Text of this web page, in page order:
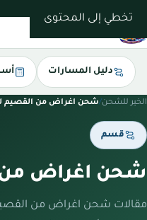
تخطي إلى المحتوى
دليل المسارات
الخير للشحن/شحن اغراض من القصيم
قسم
شحن اغراض من
مقالات شحن اغراض من